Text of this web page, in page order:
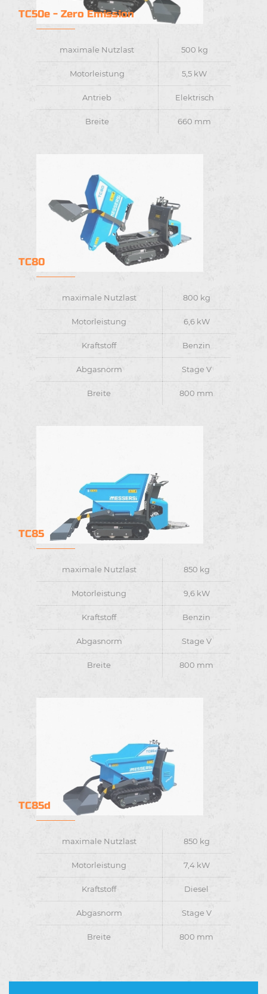
TC50e - Zero Emission
maximale Nutzlast 500 kg
Motorleistung 5,5 kW
Antrieb Elektrisch
Breite 660 mm
TC80
maximale Nutzlast 800 kg
Motorleistung 6,6 kW
Kraftstoff Benzin
Abgasnorm Stage V
Breite 800 mm
TC85
maximale Nutzlast 850 kg
Motorleistung 9,6 kW
Kraftstoff Benzin
Abgasnorm Stage V
Breite 800 mm
TC85d
maximale Nutzlast 850 kg
Motorleistung 7,4 kW
Kraftstoff Diesel
Abgasnorm Stage V
Breite 800 mm